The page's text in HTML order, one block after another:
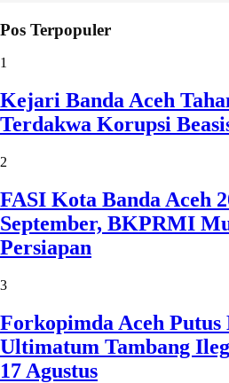
Pos Terpopuler
1
Kejari Banda Aceh
Terdakwa Korupsi
2
FASI Kota Banda Aceh
September, BKPRMI
Persiapan
3
Forkopimda Aceh Putus
Ultimatum Tambang
17 Agustus